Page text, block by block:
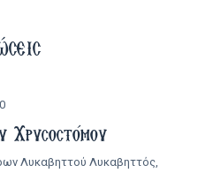
Χρυσοστόμου
Λυκαβηττού Λυκαβηττός,